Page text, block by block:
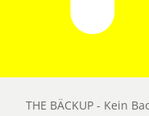
THE BÄCKUP - Kein